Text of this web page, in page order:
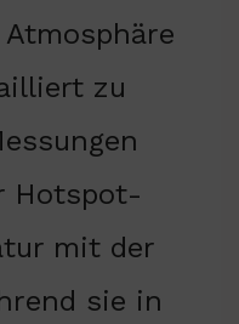
zu
Hotspot-
mit der
sie in